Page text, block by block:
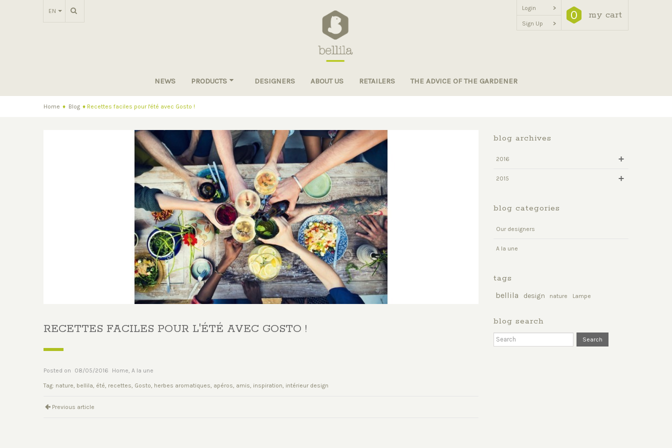
EN 0 my cart
Login >
Sign Up >
NEWS PRODUCTS DESIGNERS ABOUT US RETAILERS THE ADVICE OF THE GARDENER
Home ♦ Blog ♦ Recettes faciles pour l'été avec Gosto !
RECETTES FACILES POUR L'ÉTÉ AVEC GOSTO !
Posted on 08/05/2016 Home, A la une
Tag: nature, bellila, été, recettes, Gosto, herbes aromatiques, apéros, amis, inspiration, intérieur design
Previous article
blog archives
2016
2015
blog categories
Our designers
A la une
tags
bellila design nature Lampe
blog search
Search